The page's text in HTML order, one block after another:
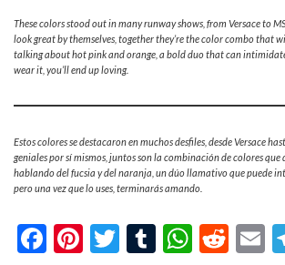
These colors stood out in many runway shows, from Versace to
look great by themselves, together they’re the color combo that
talking about hot pink and orange, a bold duo that can
wear it, you’ll end up loving.
Estos colores se destacaron en muchos desfiles, desde Versace
geniales por sí mismos, juntos son la combinación de colores
hablando del fucsia y del naranja, un dúo llamativo que puede
pero una vez que lo uses, terminarás amando.
Facebook
Pinterest
Twitter
Tumblr